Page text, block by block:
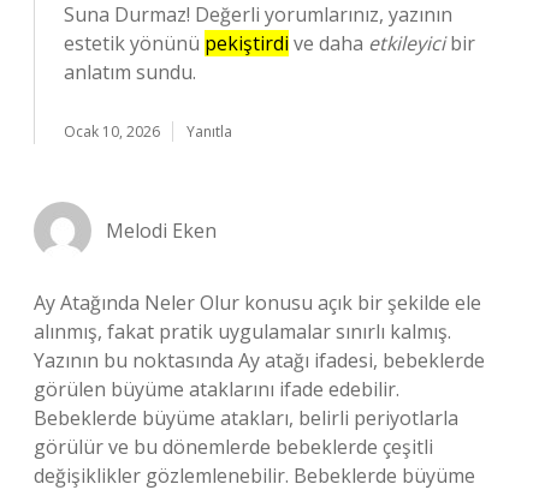
Suna Durmaz! Değerli yorumlarınız, yazının
estetik yönünü pekiştirdi ve daha etkileyicibir
anlatım sundu.
Ocak 10, 2026 Yanıtla
Melodi Eken
Ay Atağında Neler Olur konusu açık bir şekilde ele
alınmış, fakat pratik uygulamalar sınırlı kalmış.
Yazının bu noktasında Ay atağı ifadesi, bebeklerde
görülen büyüme ataklarını ifade edebilir.
Bebeklerde büyüme atakları, belirli periyotlarla
görülür ve bu dönemlerde bebeklerde çeşitli
değişiklikler gözlemlenebilir. Bebeklerde büyüme